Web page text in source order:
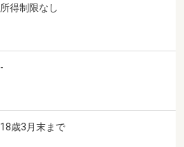
所得制限なし
-
18歳3月末まで